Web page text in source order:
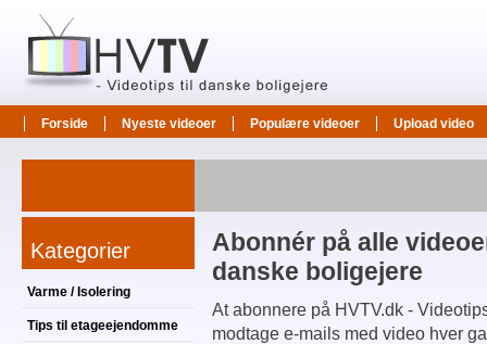
Forside Nyeste videoer Populære videoer Upload video
Kategorier
Varme / Isolering
Tips til etageejendomme
Abonnér på alle
danske boligejere
At abonnere på HVTV.dk -
modtage e-mails med video hver